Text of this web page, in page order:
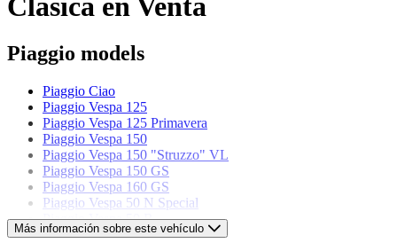
Piaggio models
Piaggio Ciao
Piaggio Vespa 125
Piaggio Vespa 125 Primavera
Piaggio Vespa 150
Piaggio Vespa 150 "Struzzo" VL
Piaggio Vespa 150 GS
Piaggio Vespa 160 GS
Piaggio Vespa 50 N Special
Piaggio Vespa 50 R
Piaggio Vespa 50 S
Más información sobre este vehículo